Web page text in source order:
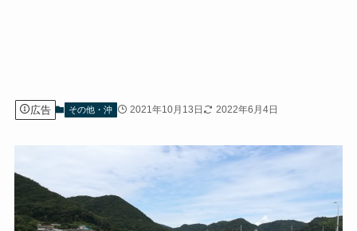
広告 その他・沖 2021年10月13日 2022年6月4日